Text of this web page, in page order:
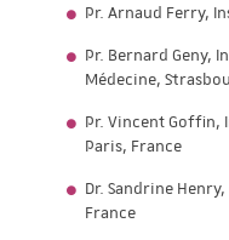
Pr. Arnaud Ferry,
Pr. Bernard Geny,
Médecine,
Pr. Vincent Goffin,
Paris, France
Dr. Sandrine
France